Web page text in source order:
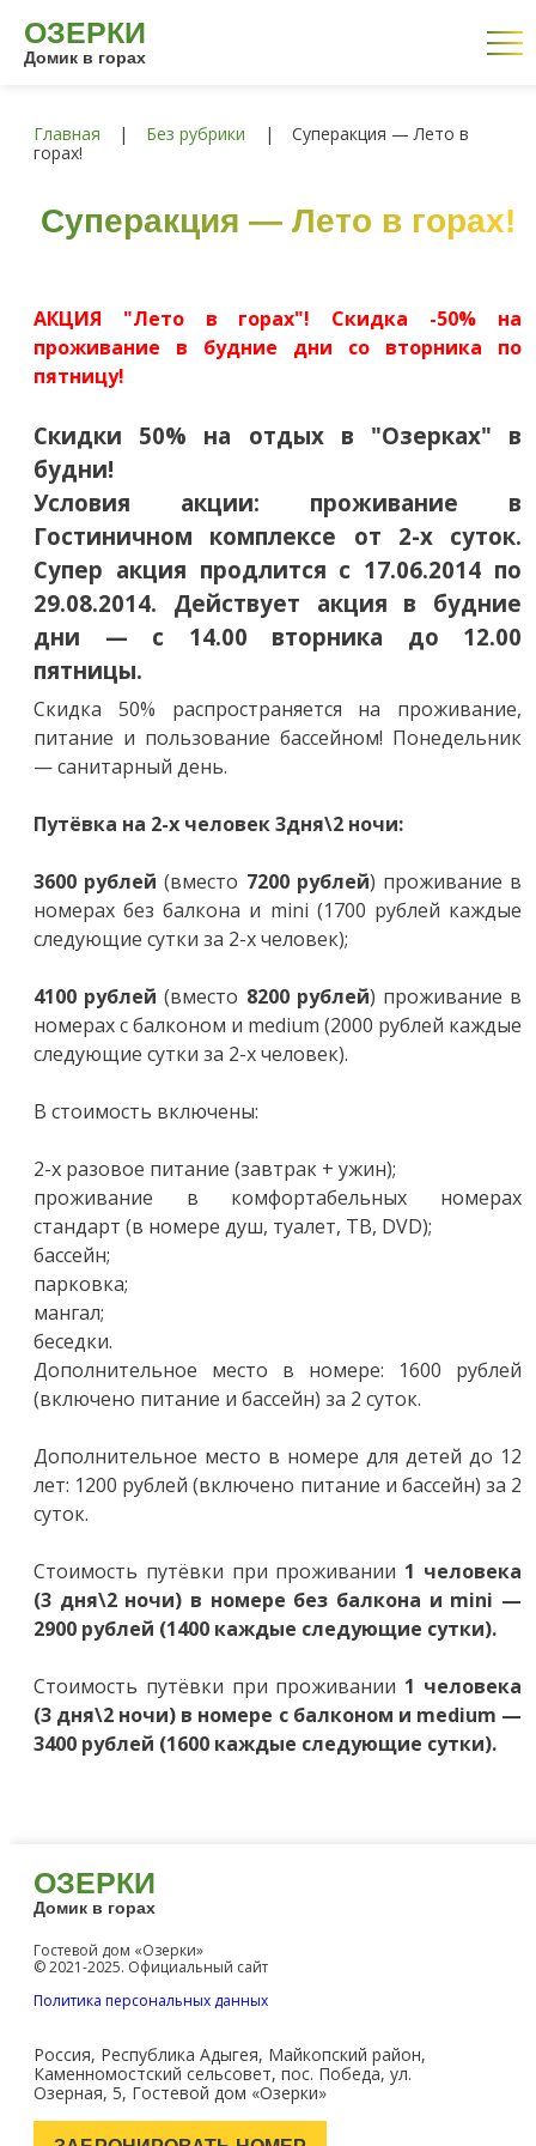
ОЗЕРКИ
Домик в горах
Главная | Без рубрики |
Суперакция — Лето в
горах!
Суперакция — Лето в горах!
АКЦИЯ "Лето в горах"! Скидка -50% на
проживание в будние дни со вторника по
пятницу!
Скидки 50% на отдых в "Озерках" в
будни!
Условия акции: проживание в
Гостиничном комплексе от 2-х суток.
Супер акция продлится с 17.06.2014 по
29.08.2014. Действует акция в будние
дни — с 14.00 вторника до 12.00
пятницы.
Скидка 50% распространяется на проживание,
питание и пользование бассейном! Понедельник
— санитарный день.
Путёвка на 2-х человек 3дня\2 ночи:
3600 рублей (вместо 7200 рублей) проживание в
номерах без балкона и mini (1700 рублей каждые
следующие сутки за 2-х человек);
4100 рублей (вместо 8200 рублей) проживание в
номерах с балконом и medium (2000 рублей каждые
следующие сутки за 2-х человек).
В стоимость включены:
2-х разовое питание (завтрак + ужин);
проживание в комфортабельных номерах
стандарт (в номере душ, туалет, ТВ, DVD);
бассейн;
парковка;
мангал;
беседки.
Дополнительное место в номере: 1600 рублей
(включено питание и бассейн) за 2 суток.
Дополнительное место в номере для детей до 12
лет: 1200 рублей (включено питание и бассейн) за 2
суток.
Стоимость путёвки при проживании 1 человека
(3 дня\2 ночи) в номере без балкона и mini —
2900 рублей (1400 каждые следующие сутки).
Стоимость путёвки при проживании 1 человека
(3 дня\2 ночи) в номере с балконом и medium —
3400 рублей (1600 каждые следующие сутки).
ОЗЕРКИ
Домик в горах
Гостевой дом «Озерки»
© 2021-2025. Официальный сайт
Политика персональных данных
Россия, Республика Адыгея, Майкопский район,
Каменномостский сельсовет, пос. Победа, ул.
Озерная, 5, Гостевой дом «Озерки»